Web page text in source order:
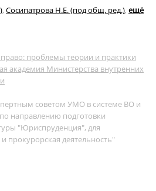
, Сосипатрова Н.Е. (под общ. ред.), ещё
проблемы теории и практики
академия Министерства внутренних
советом УМО в системе ВО и
направлению подготовки
"Юриспруденция", для
прокурорская деятельность"